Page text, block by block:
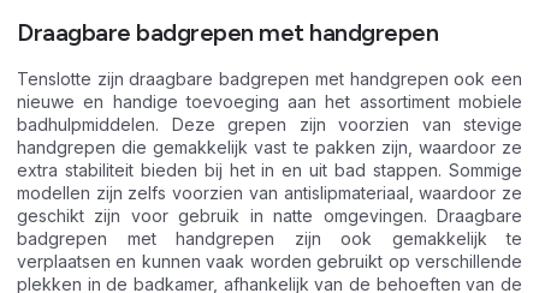
Draagbare badgrepen met handgrepen
Tenslotte zijn draagbare badgrepen met handgrepen ook een
nieuwe en handige toevoeging aan het assortiment mobiele
badhulpmiddelen. Deze grepen zijn voorzien van stevige
handgrepen die gemakkelijk vast te pakken zijn, waardoor ze
extra stabiliteit bieden bij het in en uit bad stappen. Sommige
modellen zijn zelfs voorzien van antislipmateriaal, waardoor ze
geschikt zijn voor gebruik in natte omgevingen. Draagbare
badgrepen met handgrepen zijn ook gemakkelijk te
verplaatsen en kunnen vaak worden gebruikt op verschillende
plekken in de badkamer, afhankelijk van de behoeften van de